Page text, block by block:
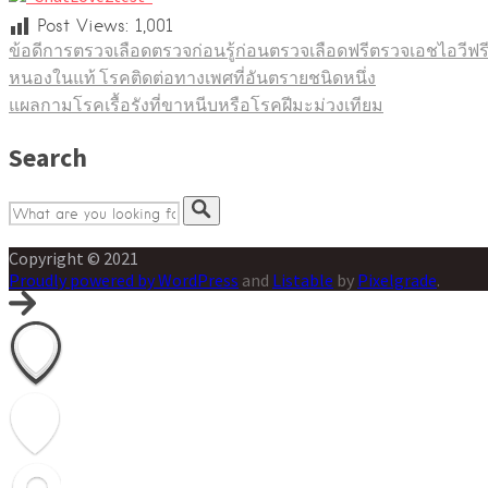
Post Views: 1,001
ข้อดีการตรวจเลือดตรวจก่อนรู้ก่อนตรวจเลือดฟรีตรวจเอชไอวีฟรี
แนะแนว
หนองในแท้ โรคติดต่อทางเพศที่อันตรายชนิดหนึ่ง
แผลกามโรคเรื้อรังที่ขาหนีบหรือโรคฝีมะม่วงเทียม
Search
Copyright © 2021
Proudly powered by WordPress and Listable by Pixelgrade.